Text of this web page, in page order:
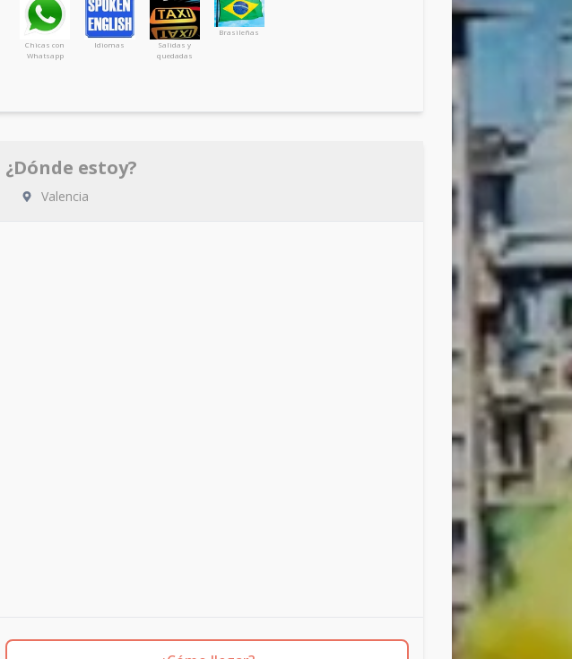
Chicas con
Whatsapp
Idiomas
Salidas y
quedadas
Brasileñas
¿Dónde estoy?
Valencia